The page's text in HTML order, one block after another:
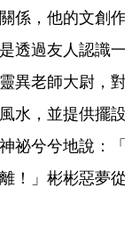
係，他的文創作
透過友人認識一
異老師大尉，對
水，並提供擺設
祕兮兮地說：「
！」彬彬惡夢從